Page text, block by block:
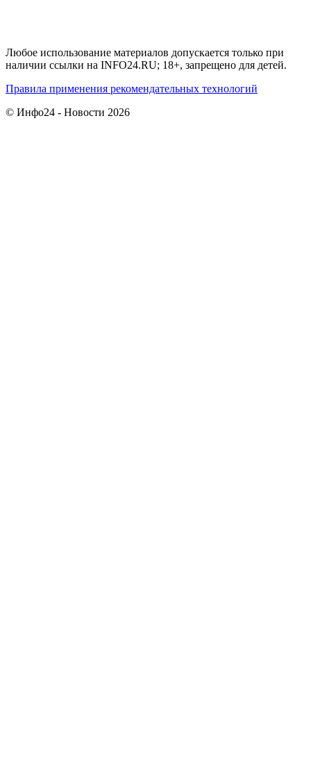
Любое использование материалов допускается только при
наличии ссылки на INFO24.RU; 18+, запрещено для детей.
Правила применения рекомендательных технологий
© Инфо24 - Новости 2026